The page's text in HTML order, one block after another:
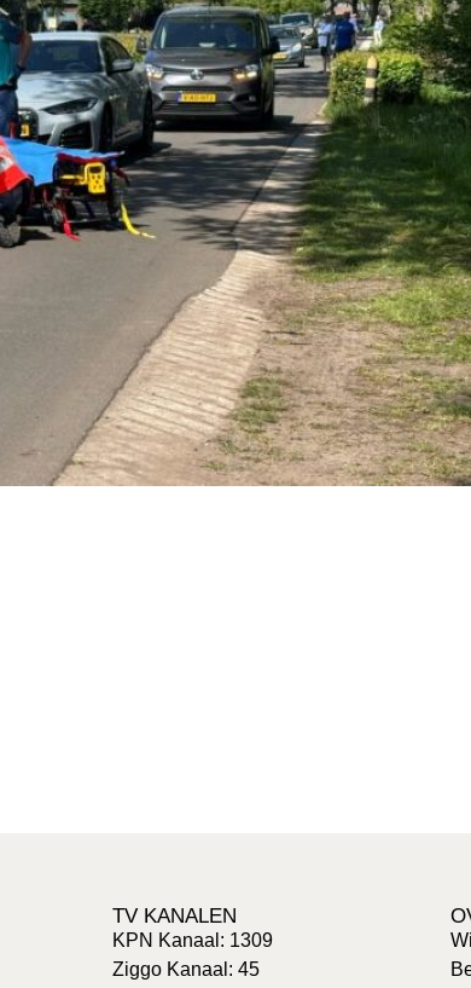
TV KANALEN
KPN Kanaal: 1309
Ziggo Kanaal: 45